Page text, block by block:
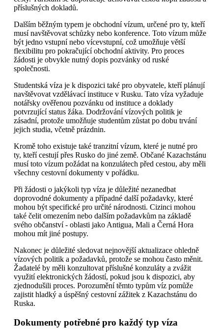
příslušných dokladů.
Dalším běžným typem je obchodní vízum, určené pro ty, kteří
musí navštěvovat schůzky nebo konference. Toto vízum může
být jedno vstupní nebo vícevstupní, což umožňuje větší
flexibilitu pro pokračující obchodní aktivity. Pro proces
žádosti je obvykle nutný dopis pozvánky od ruské
společnosti.
Studentská víza je k dispozici také pro obyvatele, kteří plánují
navštěvovat vzdělávací instituce v Rusku. Tato víza vyžaduje
notářsky ověřenou pozvánku od instituce a doklady
potvrzující status žáka. Dodržování vízových politik je
zásadní, protože umožňuje studentům zůstat po dobu trvání
jejich studia, včetně prázdnin.
Kromě toho existuje také tranzitní vízum, které je nutné pro
ty, kteří cestují přes Rusko do jiné země. Občané Kazachstánu
musí toto vízum požádat na konzulátech před cestou, aby měli
všechny cestovní dokumenty v pořádku.
Při žádosti o jakýkoli typ víza je důležité nezanedbat
doprovodné dokumenty a případné další požadavky, které
mohou být specifické pro určité národnosti. Cizinci mohou
také čelit omezením nebo dalším požadavkům na základě
svého občanství - oblasti jako Antigua, Mali a Černá Hora
mohou mít jiné postupy.
Nakonec je důležité sledovat nejnovější aktualizace ohledně
vízových politik a požadavků, protože se mohou často měnit.
Žadatelé by měli konzultovat příslušné konzuláty a zvážit
využití elektronických žádostí, pokud jsou k dispozici, aby
zjednodušili proces. Porozumění těmto typům víz pomůže
zajistit hladký a úspěšný cestovní zážitek z Kazachstánu do
Ruska.
Dokumenty potřebné pro každý typ víza